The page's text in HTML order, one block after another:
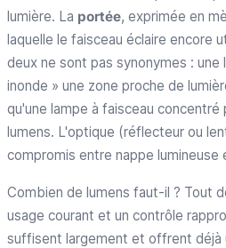
lumière. La portée, exprimée en
laquelle le faisceau éclaire encore
deux ne sont pas synonymes : une
inonde » une zone proche de
qu'une lampe à faisceau
lumens. L'optique (réflecteur ou
compromis entre nappe
Combien de lumens faut-il ? Tout
usage courant et un contrôle
suffisent largement et offrent déjà